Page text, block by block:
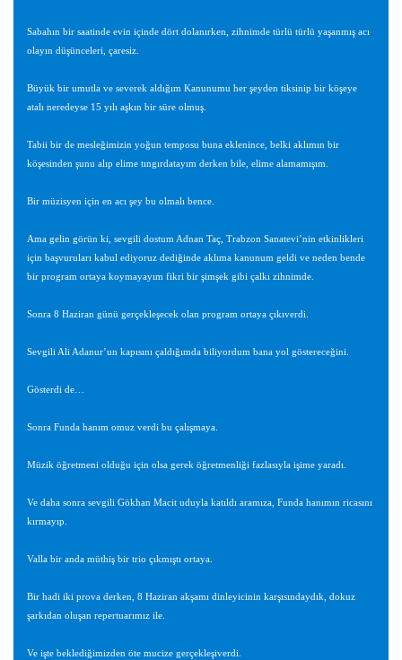
Sabahın bir saatinde evin içinde dört dolanırken, zihnimde türlü türlü yaşanmış acı
olayın düşünceleri, çaresiz.
Büyük bir umutla ve severek aldığım Kanunumu her şeyden tiksinip bir köşeye
atalı neredeyse 15 yılı aşkın bir süre olmuş.
Tabii bir de mesleğimizin yoğun temposu buna eklenince, belki aklımın bir
köşesinden şunu alıp elime tıngırdatayım derken bile, elime alamamışım.
Bir müzisyen için en acı şey bu olmalı bence.
Ama gelin görün ki, sevgili dostum Adnan Taç, Trabzon Sanatevi’nin etkinlikleri
için başvuruları kabul ediyoruz dediğinde aklıma kanunum geldi ve neden bende
bir program ortaya koymayayım fikri bir şimşek gibi çalkı zihnimde.
Sonra 8 Haziran günü gerçekleşecek olan program ortaya çıkıverdi.
Sevgili Ali Adanur’un kapısını çaldığımda biliyordum bana yol göstereceğini.
Gösterdi de…
Sonra Funda hanım omuz verdi bu çalışmaya.
Müzik öğretmeni olduğu için olsa gerek öğretmenliği fazlasıyla işime yaradı.
Ve daha sonra sevgili Gökhan Macit uduyla katıldı aramıza, Funda hanımın ricasını
kırmayıp.
Valla bir anda müthiş bir trio çıkmıştı ortaya.
Bir hadi iki prova derken, 8 Haziran akşamı dinleyicinin karşısındaydık, dokuz
şarkıdan oluşan repertuarımız ile.
Ve işte beklediğimizden öte mucize gerçekleşiverdi.